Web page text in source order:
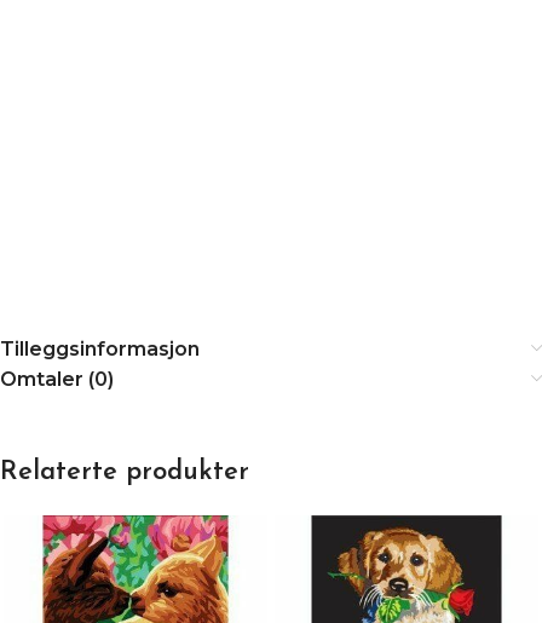
Tilleggsinformasjon
Omtaler (0)
Relaterte produkter